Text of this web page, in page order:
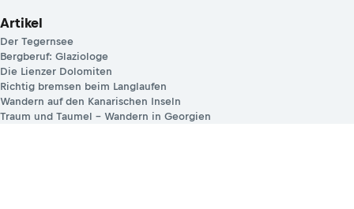
Artikel
Der Tegernsee
Bergberuf: Glaziologe
Die Lienzer Dolomiten
Richtig bremsen beim Langlaufen
Wandern auf den Kanarischen Inseln
Traum und Taumel – Wandern in Georgien